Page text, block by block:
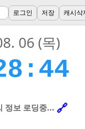
로그인 저장 캐시삭
06 (목)
정보 로딩중... 🔗